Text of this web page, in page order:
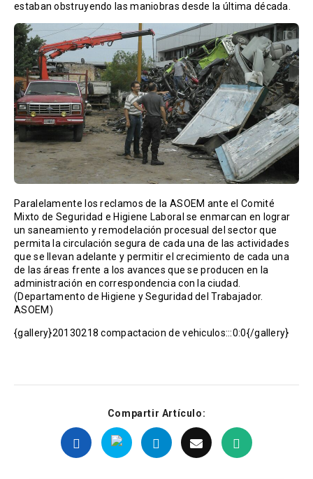
estaban obstruyendo las maniobras desde la última década.
Paralelamente los reclamos de la ASOEM ante el Comité
Mixto de Seguridad e Higiene Laboral se enmarcan en lograr
un saneamiento y remodelación procesual del sector que
permita la circulación segura de cada una de las actividades
que se llevan adelante y permitir el crecimiento de cada una
de las áreas frente a los avances que se producen en la
administración en correspondencia con la ciudad.
(Departamento de Higiene y Seguridad del Trabajador.
ASOEM)
{gallery}20130218 compactacion de vehiculos:::0:0{/gallery}
Compartir Artículo: